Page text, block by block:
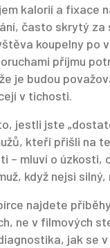
kalorií a fixace
často skrytý za
koupelny po
příjmu
je budou
v tichosti.
jestli jste
kteří přišli na
– mluví o úzkosti,
když nejsi
najdete
ne v filmových
jak se